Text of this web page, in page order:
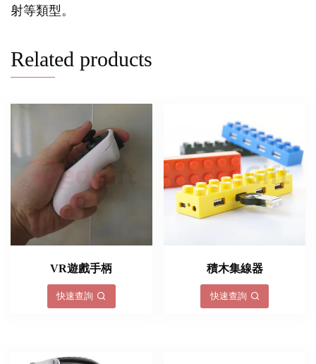
射等類型。
Related products
VR遊戲手柄
快速查詢
積木集線器
快速查詢